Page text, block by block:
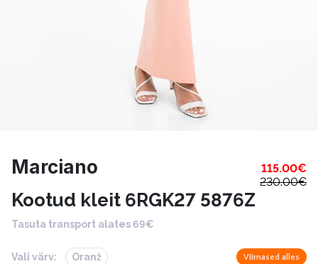
Marciano 115.00€
230.00€
Kootud kleit 6RGK27 5876Z
Tasuta transport alates 69€
Vali värv: Oranž Viimased alles